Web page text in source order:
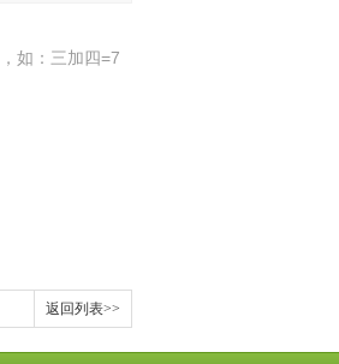
如：三加四=7
返回列表>>